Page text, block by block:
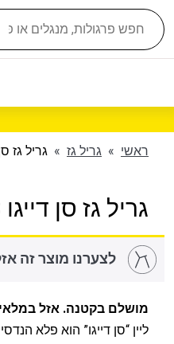
ראשי » גריל גז » גריל גז סן
גריל גז סן דייגו 3 מבערים
לצערנו מוצר זה
מושלם בקטנה. אזל במלאי
ליין “סן דייגו” הוא פלא